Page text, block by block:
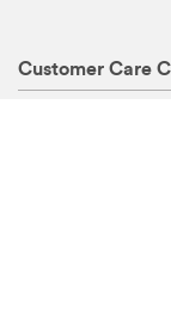
Customer Care